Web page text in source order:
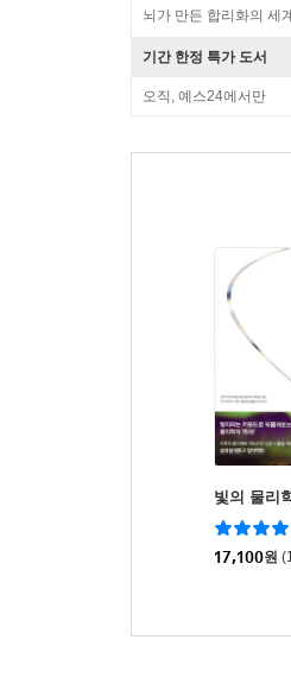
뇌가 만든 합리화의 세계
기간 한정 특가 도서
오직, 예스24에서만
빛의 물리
17,100원